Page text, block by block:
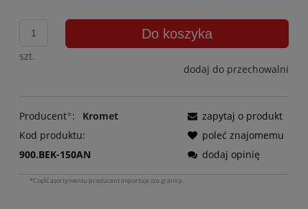
szt.
Do koszyka
dodaj do przechowalni
Producent*:
Kromet
Kod produktu:
900.BEK-150AN
zapytaj o produkt
poleć znajomemu
dodaj opinię
*Część asortymentu producent importuje zza granicy.